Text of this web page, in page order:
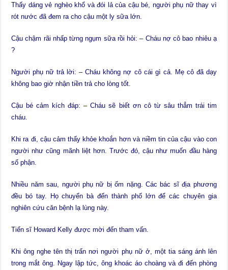
Thấy dáng vẻ nghèo khổ và đói lả của cậu bé, người phụ nữ thay vì
rót nước đã đem ra cho cậu một ly sữa lớn.
Cậu chậm rãi nhấp từng ngụm sữa rồi hỏi: – Cháu nợ cô bao nhiêu ạ
?
Người phụ nữ trả lời: – Cháu không nợ cô cái gì cả. Mẹ cô đã dạy
không bao giờ nhận tiền trả cho lòng tốt.
Cậu bé cảm kích đáp: – Cháu sẽ biết ơn cô từ sâu thẳm trái tim
cháu.
Khi ra đi, cậu cảm thấy khỏe khoắn hơn và niềm tin của cậu vào con
người như cũng mãnh liệt hơn. Trước đó, cậu như muốn đầu hàng
số phận.
Nhiều năm sau, người phụ nữ bị ốm nặng. Các bác sĩ địa phương
đều bó tay. Họ chuyển bà đến thành phố lớn để các chuyên gia
nghiên cứu căn bệnh lạ lùng này.
Tiến sĩ Howard Kelly được mời đến tham vấn.
Khi ông nghe tên thị trấn nơi người phụ nữ ở, một tia sáng ánh lên
trong mắt ông. Ngay lập tức, ông khoác áo choàng và đi đến phòng